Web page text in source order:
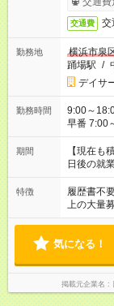
交通費 交
勤務地
横浜市泉
踊場駅 /
デイサ
勤務時間
9:00～18:00（休憩60分
早番 7:00～
い」 「余
たくない」
の方へ 今
の勤務時
期間
【現在
日後の就
特徴 履歴書不
上の大量
気になる！
掲載元企業名